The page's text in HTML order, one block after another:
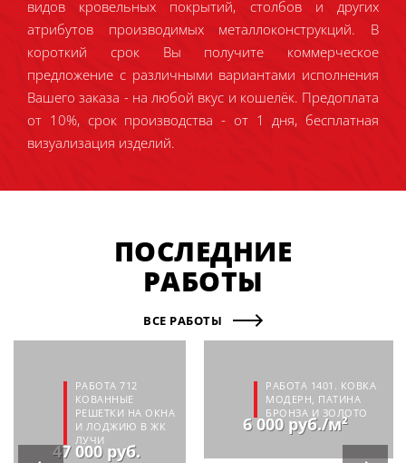
видов кровельных покрытий, столбов и других
атрибутов производимых металлоконструкций. В
короткий срок Вы получите коммерческое
предложение с различными вариантами исполнения
Вашего заказа - на любой вкус и кошелёк. Предоплата
от 10%, срок производства - от 1 дня, бесплатная
визуализация изделий.
ПОСЛЕДНИЕ
РАБОТЫ
ВСЕ РАБОТЫ
РАБОТА 712
КОВАННЫЕ
РЕШЕТКИ НА ОКНА
И ЛОДЖИЮ В ЖК
ЛУЧИ
47 000 руб.
РАБОТА 1401. КОВКА
МОДЕРН, ПАТИНА
БРОНЗА И ЗОЛОТО
6 000 руб./м²